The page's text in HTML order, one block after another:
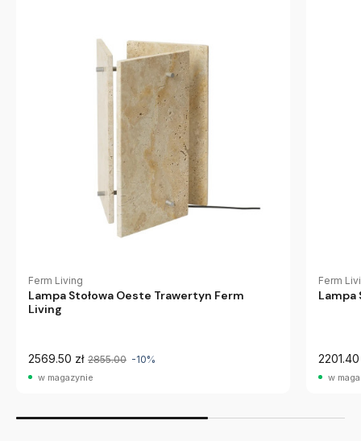
Ferm Living
Lampa Stołowa Oeste Trawertyn Ferm
Living
2569.50 zł 2855.00 -10%
w magazynie
Ferm
Lampa
2201.40
w